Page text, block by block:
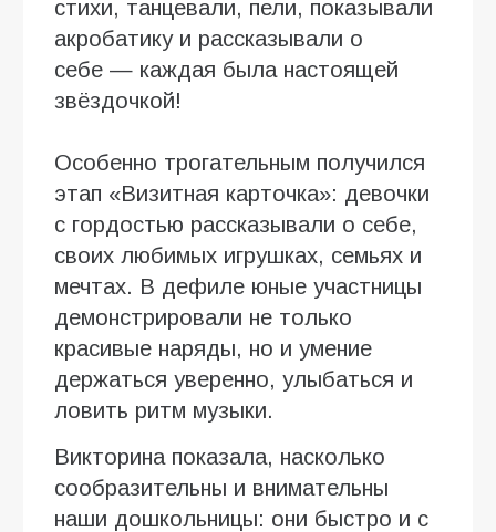
стихи, танцевали, пели, показывали
акробатику и рассказывали о
себе — каждая была настоящей
звёздочкой!
Особенно трогательным получился
этап «Визитная карточка»: девочки
с гордостью рассказывали о себе,
своих любимых игрушках, семьях и
мечтах. В дефиле юные участницы
демонстрировали не только
красивые наряды, но и умение
держаться уверенно, улыбаться и
ловить ритм музыки.
Викторина показала, насколько
сообразительны и внимательны
наши дошкольницы: они быстро и с